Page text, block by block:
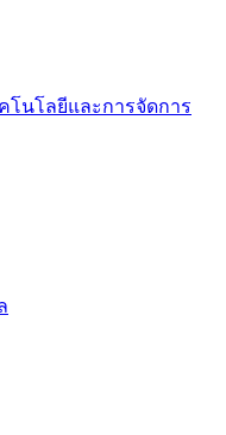
โนโลยีและการจัดการ